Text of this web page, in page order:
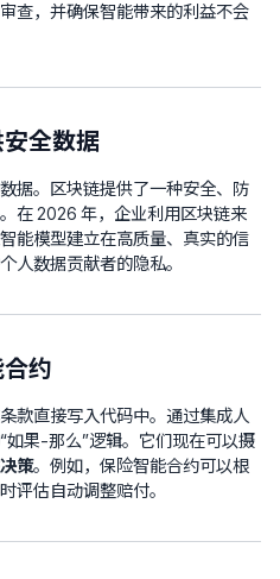
查，并确保智能带来的利益不会
全数据
据。区块链提供了一种安全、防
在 2026 年，企业利用区块链来
能模型建立在高质量、真实的信
人数据贡献者的隐私。
约
款直接写入代码中。通过集成人
如果-那么”逻辑。它们现在可以摄
策。例如，保险智能合约可以根
评估自动调整赔付。